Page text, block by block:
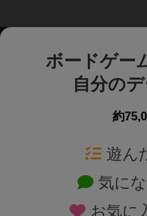
ボードゲー
自分の
約
遊ん
気に
お気に
ボードゲームを検索する